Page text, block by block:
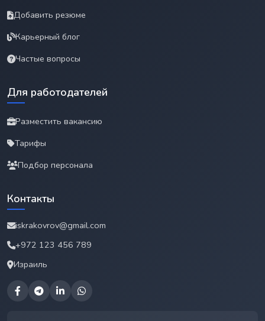
Добавить резюме
Карьерный блог
Частые вопросы
Для работодателей
Разместить вакансию
Тарифы
Подбор персонала
Контакты
iskrakovrov@gmail.com
+972 123 456 789
Израиль